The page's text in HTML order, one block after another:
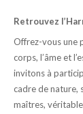
La géobiologie
La Thérapie
les Thérapies
BLOG
CONTACT
Retrouvez
Offrez-vous une
corps, l’âme et
invitons à
cadre de nature,
maîtres,